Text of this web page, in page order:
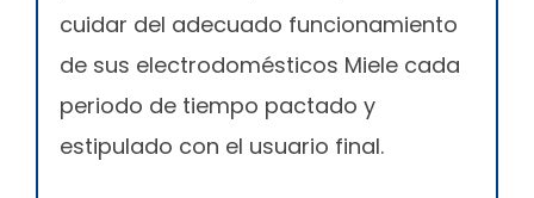
cuidar del adecuado funcionamiento
de sus electrodomésticos Miele cada
periodo de tiempo pactado y
estipulado con el usuario final.